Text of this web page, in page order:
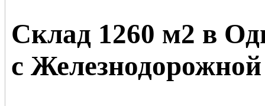
Склад 1260 м2 в
с